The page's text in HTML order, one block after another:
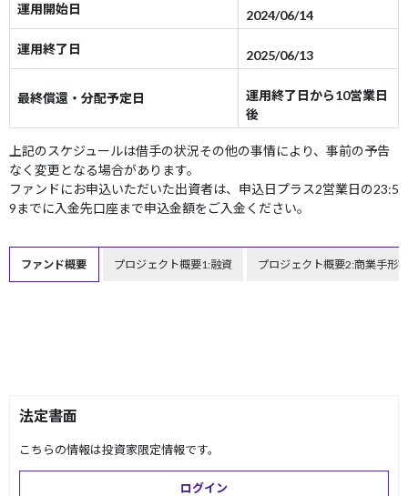
運用開始日 2024/06/14
運用終了日 2025/06/13
最終償還・分配予定日
運用終了日から10営業日
後
上記のスケジュールは借手の状況その他の事情により、事前の予告
なく変更となる場合があります。
ファンドにお申込いただいた出資者は、申込日プラス2営業日の23:5
9までに入金先口座まで申込金額をご入金ください。
ファンド概要 プロジェクト概要1:融資 プロジェクト概要2:商業手形
法定書面
こちらの情報は投資家限定情報です。
ログイン